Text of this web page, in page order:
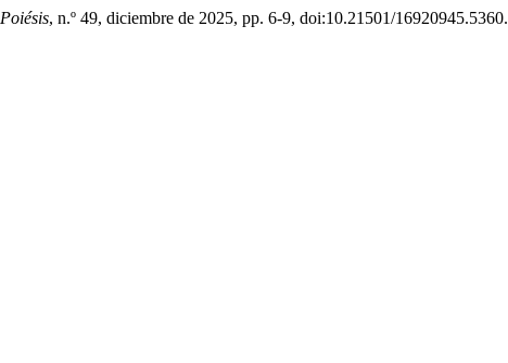
Poiésis, n.º 49, diciembre de 2025, pp. 6-9, doi:10.21501/16920945.5360.